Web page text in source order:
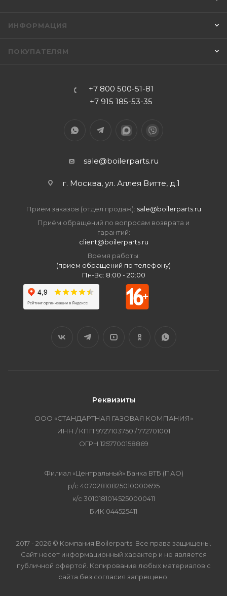
ИНФОРМАЦИЯ
ПОКУПАТЕЛЯМ
+7 800 500-51-81
+7 915 185-53-35
sale@boilerparts.ru
г. Москва, ул. Аллея Витте, д.1
Приём заказов (отдел продаж): sale@boilerparts.ru
Приём обращений по вопросам возврата и
гарантий:
client@boilerparts.ru
Время работы:
(прием обращений по телефону)
Пн-Вс: 8:00 - 20:00
Реквизиты
ООО «СТАНДАРТНАЯ ГАЗОВАЯ КОМПАНИЯ»
ИНН / КПП 9727103750 / 772701001
ОГРН 1257700158869
Филиал «Центральный» Банка ВТБ (ПАО)
р/с 40702810825010000695
к/с 30101810145250000411
БИК 044525411
2017 - 2026 © Компания Boilerparts. Все права защищены.
Сайт несет информационный характер и не является
публичной офертой. Копирование любых материалов с
сайта без согласия запрещено.